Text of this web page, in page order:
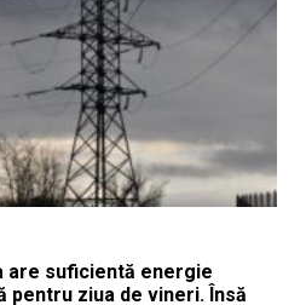
are suficientă energie
pentru ziua de vineri. Însă